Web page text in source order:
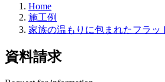
Home
施工例
家族の温もりに包まれたフラッ
資料請求